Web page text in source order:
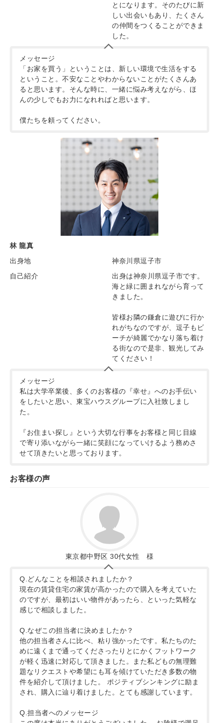
とになります。そのたびに新
しい出会いもあり、たくさん
の仲間をつくることができま
した。
メッセージ
「お家を買う」ということは、新しい環境で生活をする
ということ。不安なことやわからないことがたくさんあ
ると思います。そんな時に、一緒に悩み考えながら、ほ
んの少しでもお力になれればと思います。
僕たちを頼ってください。
林 龍真
出身地
神奈川県逗子市
自己紹介
出身は神奈川県逗子市です。
海と緑に囲まれながら育って
きました。
皆様お隣の鎌倉に遊びに行か
れがちなのですが、逗子もビ
ーチが綺麗でかなり落ち着け
る街なので是非、観光してみ
てください！
メッセージ
私は大学卒業後、多くのお客様の『幸せ』へのお手伝い
をしたいと思い、東宝ハウスグループに入社致しまし
た。
『お住まい探し』という大切な行事をお客様と同じ目線
で寄り添いながら一緒に笑顔になっていけるよう務めさ
せて頂きたいと思っております。
お客様の声
東京都中野区 30代女性 様
Q.どんなことを相談されましたか？
現在の賃貸住宅の家賃が高かったので購入を考えていた
のですが、最初はいい物件があったら、といった気軽な
感じで相談しました。
Q.なぜこの担当者に決めましたか？
他の担当者さんに比べ、粘り強かったです。私たちのた
めに遠くまで通ってくださったりとにかくフットワーク
が軽く迅速に対応して頂きました。また私どもの無理難
題なリクエストや希望にも耳を傾けていただき多数の物
件を紹介して頂けました。 ポジティブシンキングに励ま
され、購入に辿り着けました。とても感謝しています。
Q.担当者へのメッセージ